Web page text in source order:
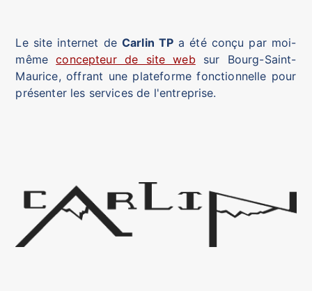
Le site internet de Carlin TP a été conçu par moi-
mêmeconcepteur de site web sur Bourg-Saint-
Maurice, offrant une plateforme fonctionnelle pour
présenter les services de l'entreprise.